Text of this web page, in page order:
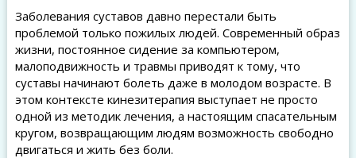
Заболевания суставов давно перестали быть
проблемой только пожилых людей. Современный образ
жизни, постоянное сидение за компьютером,
малоподвижность и травмы приводят к тому, что
суставы начинают болеть даже в молодом возрасте. В
этом контексте кинезитерапия выступает не просто
одной из методик лечения, а настоящим спасательным
кругом, возвращающим людям возможность свободно
двигаться и жить без боли.